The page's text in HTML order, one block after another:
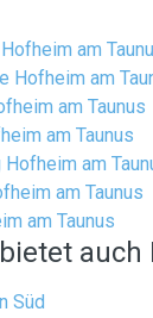
am
Hofheim am
am Taunus
am Taunus
am
am Taunus
am Taunus
Süd